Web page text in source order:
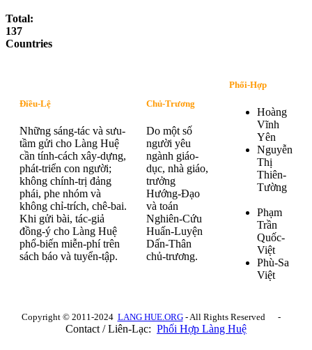
Total:
137
Countries
Điều-Lệ
Những sáng-tác và sưu-
tầm gửi cho Làng Huệ
cần tính-cách xây-dựng,
phát-triển con người;
không chính-trị đảng
phái, phe nhóm và
không chỉ-trích, chê-bai.
Khi gửi bài, tác-giả
đồng-ý cho Làng Huệ
phổ-biến miễn-phí trên
sách báo và tuyển-tập.
Chủ-Trương
Do một số
người yêu
ngành giáo-
dục, nhà giáo,
trưởng
Hướng-Đạo
và toán
Nghiên-Cứu
Huấn-Luyện
Dấn-Thân
chủ-trương.
Phối-Hợp
Hoàng
Vĩnh
Yên
Nguyễn
Thị
Thiên-
Tường
Phạm
Trần
Quốc-
Việt
Phù-Sa
Việt
Copyright © 2011-2024 LANG HUE.ORG- All Rights Reserved -
Contact / Liên-Lạc: Phối Hợp Làng Huệ